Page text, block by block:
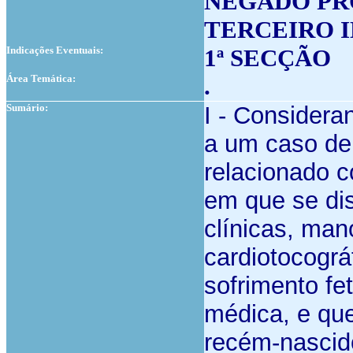
TERCEIRO
Indicações Eventuais: 1ª SECÇÃO
Área Temática: .
Sumário:
I -
a um caso
relacionado
em que se
clínicas,
sofrimento
médica, e
recém-